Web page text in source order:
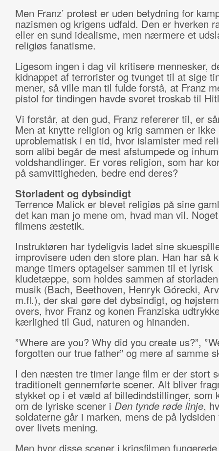
Men Franz’ protest er uden betydning for
nazismen og krigens udfald. Den er hverken
eller en sund idealisme, men nærmere et
religiøs fanatisme.
Ligesom ingen i dag vil kritisere mennesker,
kidnappet af terrorister og tvunget til at sige
mener, så ville man til fulde forstå, at Franz
pistol for tindingen havde svoret troskab til
Vi forstår, at den gud, Franz refererer til, er
Men at knytte religion og krig sammen er ikke
uproblematisk i en tid, hvor islamister med
som alibi begår de mest afstumpede og
voldshandlinger. Er vores religion, som har
på samvittigheden, bedre end deres?
Storladent og dybsindigt
Terrence Malick er blevet religiøs på sine
det kan man jo mene om, hvad man vil.
filmens æstetik.
Instruktøren har tydeligvis ladet sine
improvisere uden den store plan. Han har så
mange timers optagelser sammen til et lyrisk
kludetæppe, som holdes sammen af
musik (Bach, Beethoven, Henryk Górecki,
m.fl.), der skal gøre det dybsindigt, og
overs, hvor Franz og konen Franziska
kærlighed til Gud, naturen og hinanden.
”Where are you? Why did you create us?”,
forgotten our true father” og mere af samme
I den næsten tre timer lange film er der stort
traditionelt gennemførte scener. Alt bliver
stykket op i et væld af billedindstillinger, som
om de lyriske scener i Den tynde røde linje,
soldaterne går i marken, mens de på
over livets mening.
Men hvor disse scener i krigsfilmen